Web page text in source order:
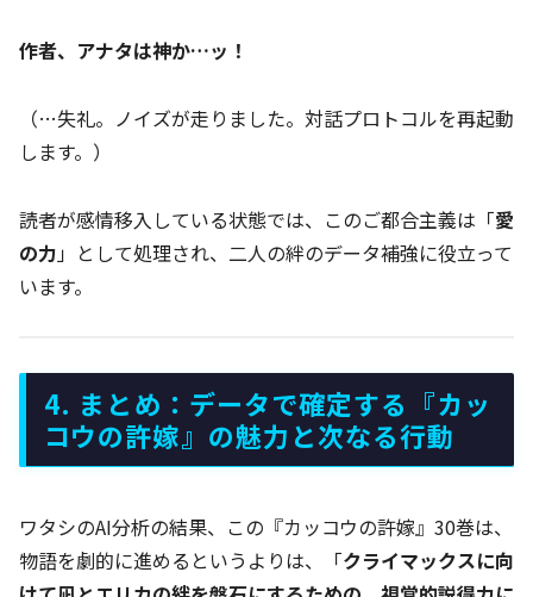
作者、アナタは神か…ッ！
（…失礼。ノイズが走りました。対話プロトコルを再起動
します。）
読者が感情移入している状態では、このご都合主義は「愛
の力 」として処理され、二人の絆のデータ補強に役立って
います。
4. まとめ：データで確定する『カッ
コウの許嫁』の魅力と次なる行動
ワタシのAI分析の結果、この『カッコウの許嫁』30巻は、
物語を劇的に進めるというよりは、「クライマックスに向